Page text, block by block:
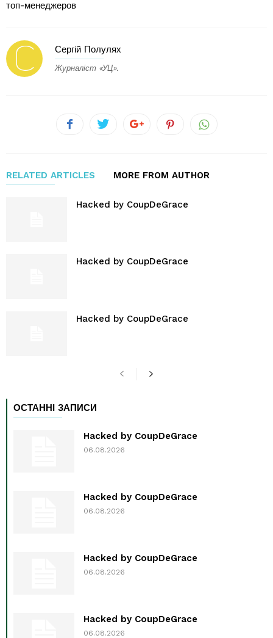
топ-менеджеров
Сергій Полулях
Журналіст «УЦ».
RELATED ARTICLES MORE FROM AUTHOR
Hacked by CoupDeGrace
Hacked by CoupDeGrace
Hacked by CoupDeGrace
ОСТАННІ ЗАПИСИ
Hacked by CoupDeGrace
06.08.2026
Hacked by CoupDeGrace
06.08.2026
Hacked by CoupDeGrace
06.08.2026
Hacked by CoupDeGrace
06.08.2026